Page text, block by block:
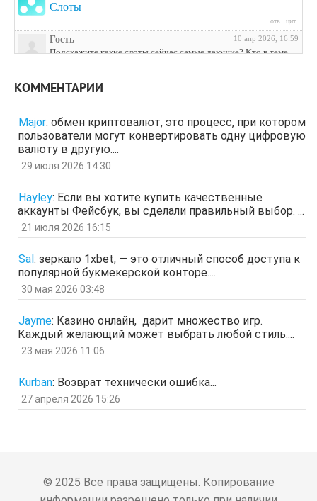
Слоты
отв. цит.
Гость 10 апр 2026, 16:59
Подскажите какие слоты сейчас самые дающие? Кто в теме
Гость
отв. цит.
Гость 26 мар 2026, 01:35
мЛЙК
ащрд
отв. цит.
Гость
отв. цит.
Гость
ЗОл
отв. цит.
Гость 5 мар 2026, 12:20
оЭЬЧ
SPPS 2 мар 2026, 16:19
ау, есть кто живой здесь?)
Гость
отв.
Гость 3 фев 2026, 04:47
КОММЕНТАРИИ
Major: обмен криптовалют, это процесс, при котором
пользователи могут конвертировать одну цифровую
валюту в другую....
29 июля 2026 14:30
Hayley: Если вы хотите купить качественные
аккаунты Фейсбук, вы сделали правильный выбор. ...
21 июля 2026 16:15
Sal: зеркало 1xbet, — это отличный способ доступа к
популярной букмекерской конторе....
30 мая 2026 03:48
Jayme: Казино онлайн, дарит множество игр.
Каждый желающий может выбрать любой стиль....
23 мая 2026 11:06
Kurban: Возврат технически ошибка...
27 апреля 2026 15:26
© 2025 Все права защищены. Копирование